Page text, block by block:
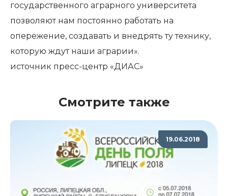
государственного аграрного университета
позволяют нам постоянно работать на
опережение, создавать и внедрять ту технику,
которую ждут наши аграрии».
источник пресс-центр «ДИАС»
Смотрите также
19.06.2018